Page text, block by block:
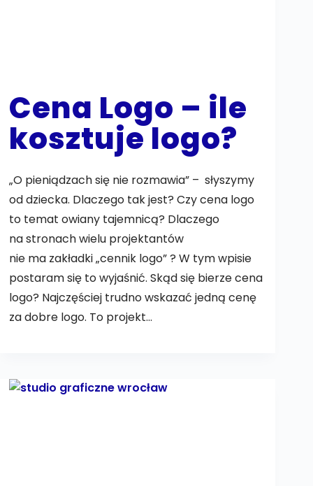
Cena Logo – ile
kosztuje logo?
„O pieniądzach się nie rozmawia” – słyszymy
od dziecka. Dlaczego tak jest? Czy cena logo
to temat owiany tajemnicą? Dlaczego
na stronach wielu projektantów
nie ma zakładki „cennik logo” ? W tym wpisie
postaram się to wyjaśnić. Skąd się bierze cena
logo? Najczęściej trudno wskazać jedną cenę
za dobre logo. To projekt…